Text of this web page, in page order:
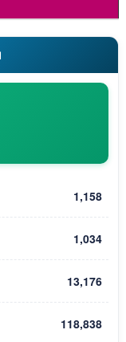
1,158
1,034
13,176
118,838